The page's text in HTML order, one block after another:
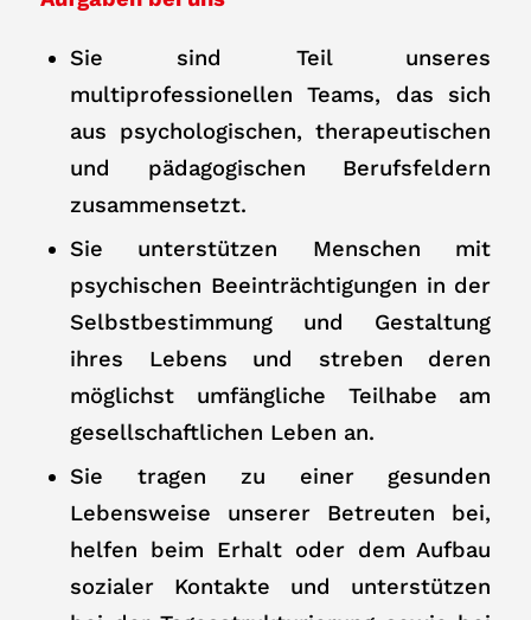
Sie sind Teil unseres
multiprofessionellen Teams, das sich
aus psychologischen, therapeutischen
und pädagogischen Berufsfeldern
zusammensetzt.
Sie unterstützen Menschen mit
psychischen Beeinträchtigungen in der
Selbstbestimmung und Gestaltung
ihres Lebens und streben deren
möglichst umfängliche Teilhabe am
gesellschaftlichen Leben an.
Sie tragen zu einer gesunden
Lebensweise unserer Betreuten bei,
helfen beim Erhalt oder dem Aufbau
sozialer Kontakte und unterstützen